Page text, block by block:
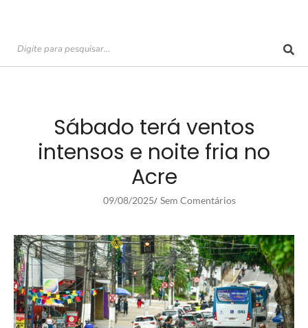
Sábado terá ventos
intensos e noite fria no
Acre
09/08/2025/ Sem Comentários